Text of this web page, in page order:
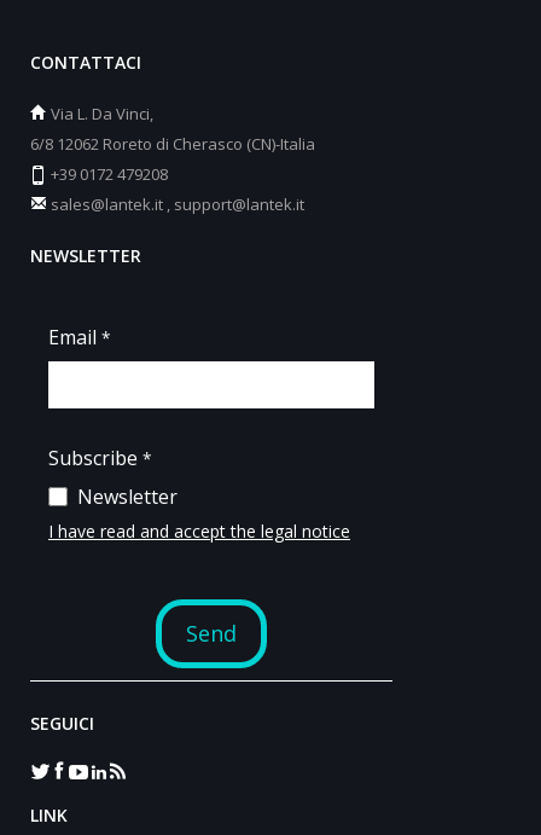
CONTATTACI
Via L. Da Vinci,
6/8 12062 Roreto di Cherasco (CN)-Italia
+39 0172 479208
sales@lantek.it support@lantek.it
NEWSLETTER
SEGUICI
LINK